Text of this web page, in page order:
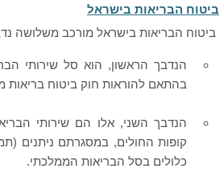
ביטוח הבריאות בישראל
ביטוח הבריאות בישראל מורכב משלושה
הנדבך הראשון, הוא סל שירותי
בהתאם להוראות חוק ביטוח בריאות
הנדבך השני, אלו הם שירותי
קופות החולים, במסגרתם ניתנים
כלולים בסל הבריאות הממלכתי.